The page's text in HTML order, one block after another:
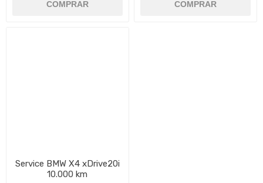
Service BMW X4 xDrive20i
10.000 km